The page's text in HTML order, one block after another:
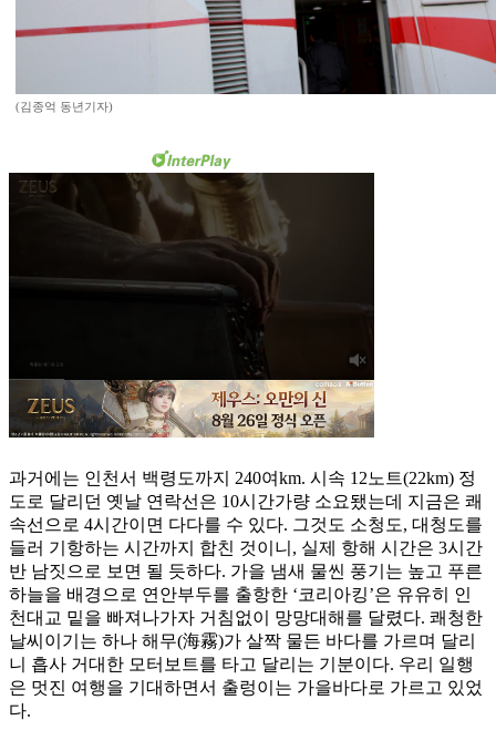
(김종억 동년기자)
과거에는 인천서 백령도까지 240여km. 시속 12노트(22km) 정
도로 달리던 옛날 연락선은 10시간가량 소요됐는데 지금은 쾌
속선으로 4시간이면 다다를 수 있다. 그것도 소청도, 대청도를
들러 기항하는 시간까지 합친 것이니, 실제 항해 시간은 3시간
반 남짓으로 보면 될 듯하다. 가을 냄새 물씬 풍기는 높고 푸른
하늘을 배경으로 연안부두를 출항한 ‘코리아킹’은 유유히 인
천대교 밑을 빠져나가자 거침없이 망망대해를 달렸다. 쾌청한
날씨이기는 하나 해무(海霧)가 살짝 물든 바다를 가르며 달리
니 흡사 거대한 모터보트를 타고 달리는 기분이다. 우리 일행
은 멋진 여행을 기대하면서 출렁이는 가을바다로 가르고 있었
다.